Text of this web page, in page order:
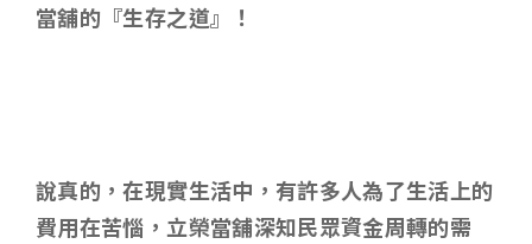
當舖的『生存之道』！
說真的 ，在現實生活中，有許多人為了生活上的
費用在苦惱，立榮當舖深知民眾資金周轉的需